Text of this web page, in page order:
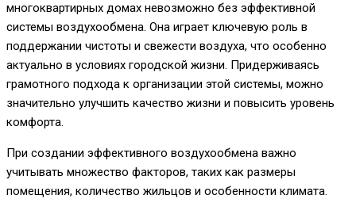
многоквартирных домах невозможно без эффективной
системы воздухообмена. Она играет ключевую роль в
поддержании чистоты и свежести воздуха, что особенно
актуально в условиях городской жизни. Придерживаясь
грамотного подхода к организации этой системы, можно
значительно улучшить качество жизни и повысить уровень
комфорта.
При создании эффективного воздухообмена важно
учитывать множество факторов, таких как размеры
помещения, количество жильцов и особенности климата.